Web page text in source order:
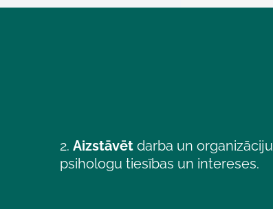
2.Aizstāvētdarba un organizāciju
psihologu tiesības un intereses.